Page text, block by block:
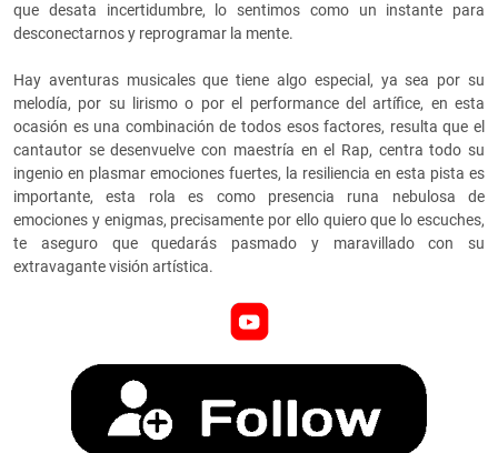
que desata incertidumbre, lo sentimos como un instante para
desconectarnos y reprogramar la mente.
Hay aventuras musicales que tiene algo especial, ya sea por su
melodía, por su lirismo o por el performance del artífice, en esta
ocasión es una combinación de todos esos factores, resulta que el
cantautor se desenvuelve con maestría en el Rap, centra todo su
ingenio en plasmar emociones fuertes, la resiliencia en esta pista es
importante, esta rola es como presencia runa nebulosa de
emociones y enigmas, precisamente por ello quiero que lo escuches,
te aseguro que quedarás pasmado y maravillado con su
extravagante visión artística.